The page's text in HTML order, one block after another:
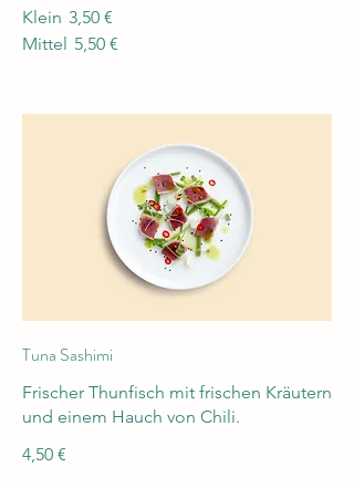
Klein 3,50 €
Mittel 5,50 €
Tuna Sashimi
Frischer Thunfisch mit frischen Kräutern
und einem Hauch von Chili.
4,50 €